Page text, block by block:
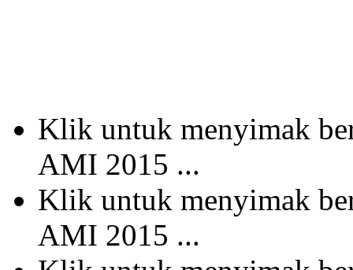
Klik untuk menyimak
AMI 2015 ...
Klik untuk menyimak
AMI 2015 ...